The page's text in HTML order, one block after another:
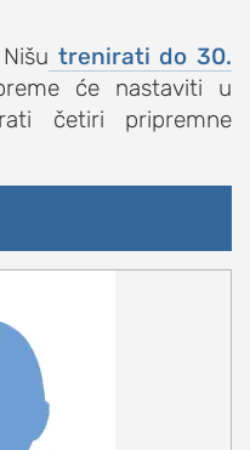
trenirati do 30.
će nastaviti u
četiri pripremne